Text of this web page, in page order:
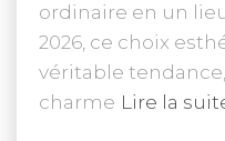
ordinaire en un
2026, ce choix
véritable
charme Lire la